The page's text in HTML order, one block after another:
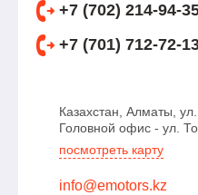
+7 (702) 214-94-
+7 (701) 712-72-
Казахстан, Алматы,
Головной офис - ул.
посмотреть карту
info@emotors.kz